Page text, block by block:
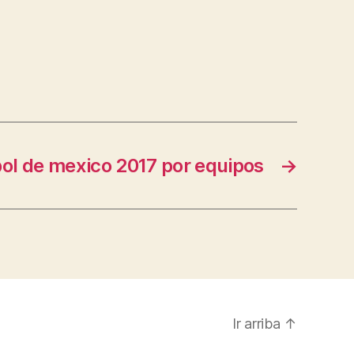
→
de mexico 2017 por equipos
Ir arriba ↑